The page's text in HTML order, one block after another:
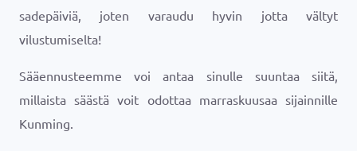
sadepäiviä, joten varaudu hyvin jotta vältyt
vilustumiselta!
Sääennusteemme voi antaa sinulle suuntaa siitä,
millaista säästä voit odottaa marraskuusaa sijainnille
Kunming.